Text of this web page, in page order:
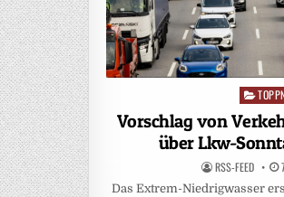
Posted
in
Vorschlag von
über Lkw-
RSS-FEED
Das Extrem-Niedrigwasser